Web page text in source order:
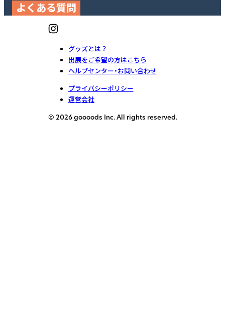
よくある質問
グッズとは？
出展をご希望の方はこちら
ヘルプセンター・お問い合わせ
プライバシーポリシー
運営会社
© 2026 goooods Inc. All rights reserved.